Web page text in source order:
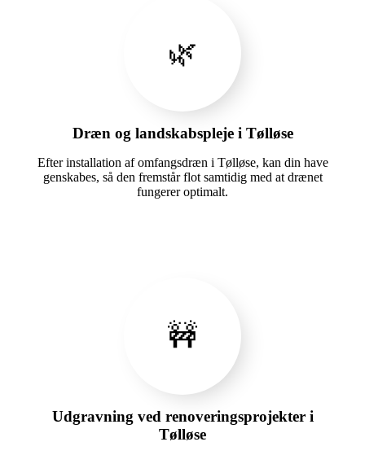
🌿
Dræn og landskabspleje i Tølløse
Efter installation af omfangsdræn i Tølløse, kan din have
genskabes, så den fremstår flot samtidig med at drænet
fungerer optimalt.
🚧
Udgravning ved renoveringsprojekter i
Tølløse